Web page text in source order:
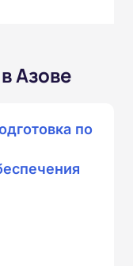
Азове
по